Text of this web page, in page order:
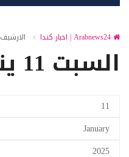
الارشيف
السبت 11 يناير 2025